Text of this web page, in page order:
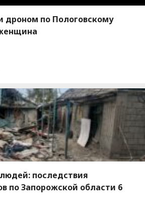
дроном по Пологовскому
последствия
по Запорожской области 6